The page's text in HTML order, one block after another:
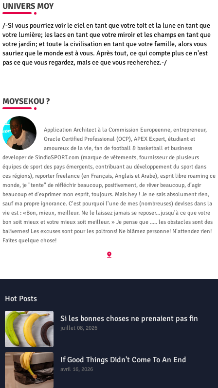
UNIVERS MOY
/-Si vous pourriez voir le ciel en tant que votre toit et la lune en tant que
votre lumière; les lacs en tant que votre miroir et les champs en tant que
votre jardin; et toute la civilisation en tant que votre famille, alors vous
sauriez que le monde est à vous. Après tout, ce qui compte plus ce n'est
pas ce que vous regardez, mais ce que vous recherchez.-/
MOYSEKOU ?
Application Architect à la Commission Europeenne, entrepreneur,
Oracle Certified Professional (OCP), APEX Expert, étudiant et
amoureux de la vie, fan de football & basketball et business
developer de SindioSPORT.com (marque de vêtements, fournisseur de plusieurs
équipes de sport des pays émergents, contribuant au développement du sport dans
ces régions), reporter freelance (en Français, Anglais et Arabe), esprit libre roaming ce
monde, je "tente" de réfléchir beaucoup, positivement, de rêver beaucoup, d’agir
beaucoup et d’exprimer mon esprit, toujours. Mais hey ! Je ne sais absolument rien,
sauf ma propre ignorance. C'est pourquoi l'une de mes (nombreuses) devises dans la
vie est : «Bon, mieux, meilleur. Ne le laissez jamais se reposer…jusqu'à ce que votre
bon soit mieux et votre mieux soit meilleur. » Je pense que ..... les obstacles sont des
balivernes! Les excuses sont pour les poltrons! Ne blâmez personne! N’attendez rien!
Faites quelque chose!
Hot Posts
Si les bonnes choses ne prenaient pas fin
juillet 08, 2026
If Good Things Didn't Come To An End
avril 16, 2026